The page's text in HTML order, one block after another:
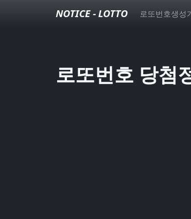
NOTICE - LOTTO 로또번호생성
로또번호 당첨